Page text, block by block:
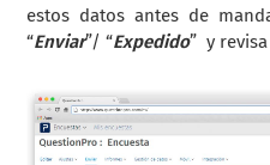
estos datos antes de
“Enviar”/ “Expedido” y